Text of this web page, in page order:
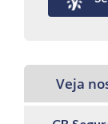
Veja